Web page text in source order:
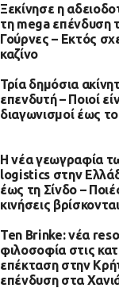
Ξεκίνησε η
τη mega επένδυση
Γούρνες – Εκτός
καζίνο
Τρία δημόσια
επενδυτή – Ποιοί
διαγωνισμοί έως
H νέα γεωγραφία
logistics στην
έως τη Σίνδο –
κινήσεις
Ten Brinke: νέα
φιλοσοφία στις
επέκταση στην
επένδυση στα